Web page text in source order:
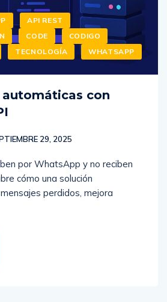
API REST
CODE
CODIGO
TECNOLOGÍA WHATSAPP
automáticas con
29, 2025
por WhatsApp y no reciben
cómo una solución
perdidos, mejora